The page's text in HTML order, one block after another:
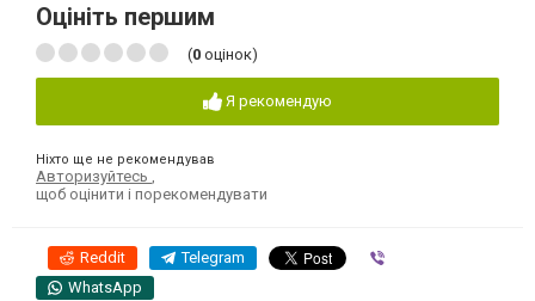
Оцініть першим
(0 оцінок)
Я рекомендую
Ніхто ще не рекомендував
Авторизуйтесь ,
щоб оцінити і порекомендувати
Reddit Telegram
WhatsApp